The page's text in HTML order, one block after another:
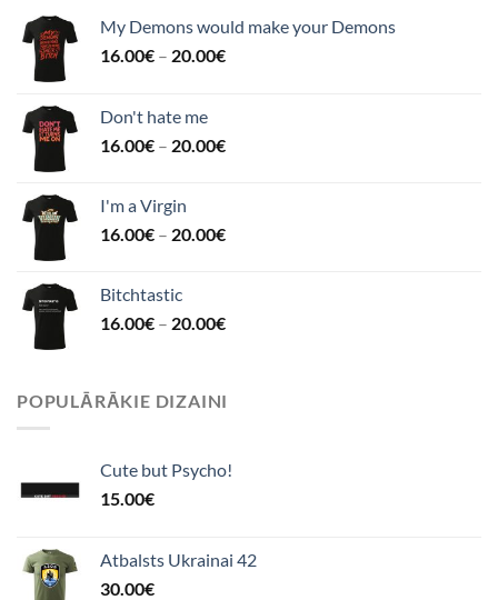
My Demons would make your Demons
16.00€ – 20.00€
Don't hate me
16.00€ – 20.00€
I'm a Virgin
16.00€ – 20.00€
Bitchtastic
16.00€ – 20.00€
POPULĀRĀKIE DIZAINI
Cute but Psycho!
15.00€
Atbalsts Ukrainai 42
30.00€